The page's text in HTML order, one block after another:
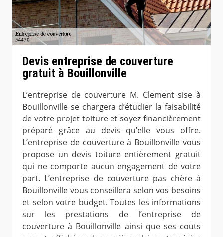
Devis entreprise de couverture
gratuit à Bouillonville
L’entreprise de couverture M. Clement sise à
Bouillonville se chargera d’étudier la faisabilité
de votre projet toiture et soyez financièrement
préparé grâce au devis qu’elle vous offre.
L’entreprise de couverture à Bouillonville vous
propose un devis toiture entièrement gratuit
qui ne comporte aucun engagement de votre
part. L’entreprise de couverture pas chère à
Bouillonville vous conseillera selon vos besoins
et selon votre budget. Toutes les informations
sur les prestations de l’entreprise de
couverture à Bouillonville ainsi que ses couts